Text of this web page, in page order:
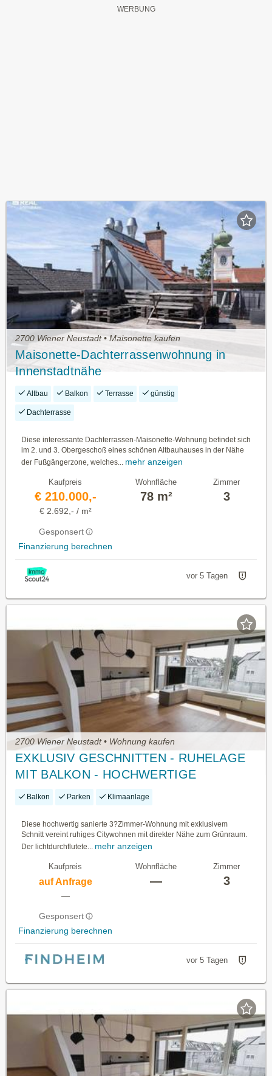
2700 Wiener Neustadt • Maisonette kaufen
Maisonette-Dachterrassenwohnung in
Innenstadtnähe
Altbau Balkon Terrasse günstig
Dachterrasse
Diese interessante Dachterrassen-Maisonette-Wohnung befindet sich
im 2. und 3. Obergeschoß eines schönen Altbauhauses in der Nähe
der Fußgängerzone, welches...
mehr anzeigen
Kaufpreis
€ 210.000,-
€ 2.692,- / m²
Gesponsert
Finanzierung berechnen
Wohnfläche
78 m²
Zimmer
3
vor 5 Tagen
2700 Wiener Neustadt • Wohnung kaufen
EXKLUSIV GESCHNITTEN - RUHELAGE
MIT BALKON - HOCHWERTIGE
AUSSTATTUNG
Balkon Parken Klimaanlage
Diese hochwertig sanierte 3?Zimmer-Wohnung mit exklusivem
Schnitt vereint ruhiges Citywohnen mit direkter Nähe zum Grünraum.
Der lichtdurchflutete... mehr anzeigen
Kaufpreis
auf Anfrage
—
Gesponsert
Finanzierung berechnen
Wohnfläche
—
Zimmer
3
vor 5 Tagen